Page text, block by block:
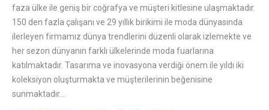
faza ülke ile geniş bir coğrafya ve müşteri kitlesine ulaşmaktadır.
150 den fazla çalışanı ve 29 yıllık birikimi ile moda dünyasında
ilerleyen firmamız dünya trendlerini düzenli olarak izlemekte ve
her sezon dünyanın farklı ülkelerinde moda fuarlarına
katılmaktadır. Tasarıma ve inovasyona verdiği önem ile yıldı iki
koleksiyon oluşturmakta ve müşterilerinin beğenisine
sunmaktadır…